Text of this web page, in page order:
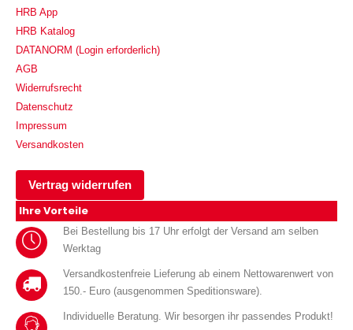
HRB App
HRB Katalog
DATANORM (Login erforderlich)
AGB
Widerrufsrecht
Datenschutz
Impressum
Versandkosten
Vertrag widerrufen
Ihre Vorteile
Bei Bestellung bis 17 Uhr erfolgt der Versand am selben
Werktag
Versandkostenfreie Lieferung ab einem Nettowarenwert von
150.- Euro (ausgenommen Speditionsware).
Individuelle Beratung. Wir besorgen ihr passendes Produkt!